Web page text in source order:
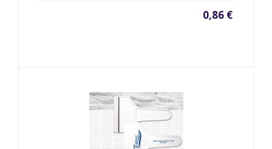
0,86 €